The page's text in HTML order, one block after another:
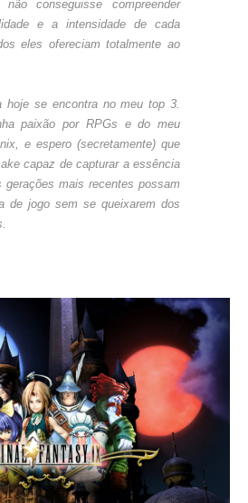
conseguisse compreender
e a intensidade de cada
eles ofereciam totalmente ao
hoje se encontra no meu top 3.
paixão por RPGs e do meu
e espero (secretamente) que
capaz de capturar a essência
gerações mais recentes possam
de jogo sem se queixarem dos